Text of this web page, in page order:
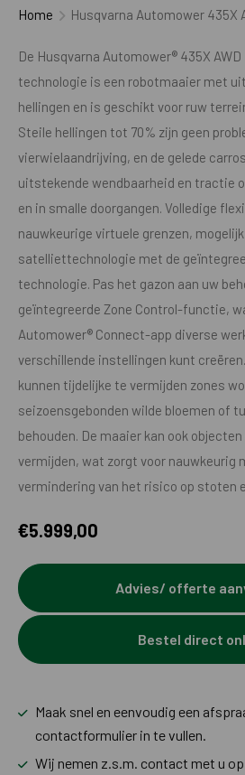
Home Husqvarna Automower 435X
De Husqvarna Automower® 435X
technologie is een robotmaaier met
hellingen en is geschikt voor ruw
Steile hellingen tot 70% zijn geen
vierwielaandrijving, en de gelede
uitstekende wendbaarheid en tractie
en in smalle doorgangen. Volledige
nauwkeurige virtuele grenzen,
satelliettechnologie met de
technologie. Pas het gazon aan uw
geïntegreerde Zone Control-functie,
Automower® Connect-app diverse
verschillende instellingen kunt
kunnen tijdelijke te vermijden zones
seizoensgebonden wilde bloemen of
behouden. De maaier kan ook
vermijden, wat zorgt voor nauwkeurig
vermindering van het risico op stoten
€5.999,00
Advies/ offerte
Bestel direct
Maak snel en eenvoudig een
contactformulier in te vullen.
Wij nemen z.s.m. contact met u